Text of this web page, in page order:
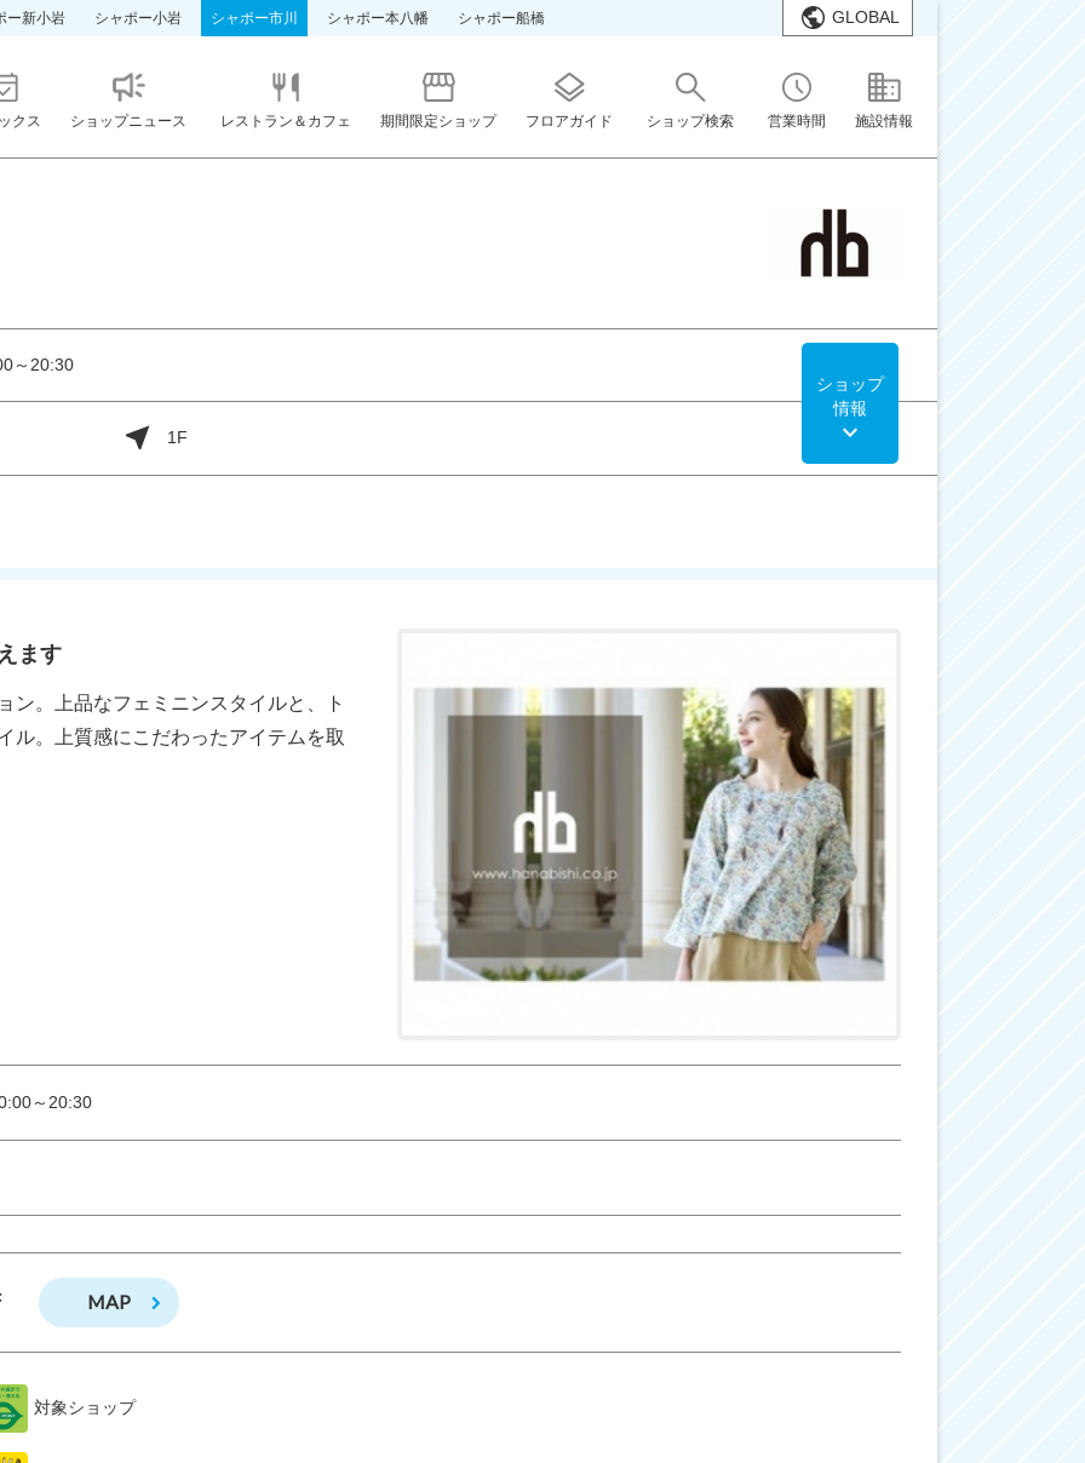
ー新小岩 シャポー小岩 シャポー市川 シャポー本八幡 シャポー船橋 GLOBAL
クス ショップニュース レストラン＆カフェ 期間限定ショップ フロアガイド ショップ検索 営業時間 施設情報
～20:30
1F
ショップ
情報
ます
ン。上品なフェミニンスタイルと、ト
ル。上質感にこだわったアイテムを取
～20:30
MAP
対象ショップ